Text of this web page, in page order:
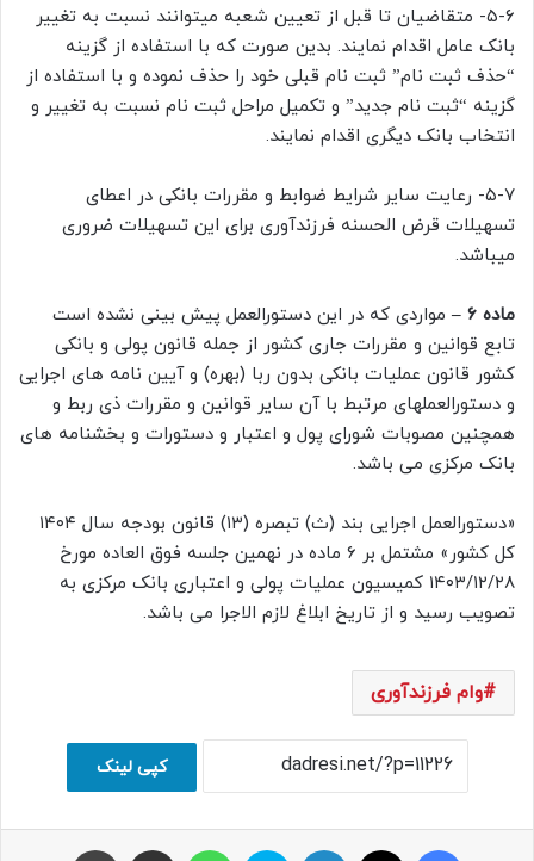
۵-۶- متقاضیان تا قبل از تعیین شعبه میتوانند نسبت به تغییر
بانک عامل اقدام نمایند. بدین صورت که با استفاده از گزینه
“حذف ثبت نام” ثبت نام قبلی خود را حذف نموده و با استفاده از
گزینه “ثبت نام جدید” و تکمیل مراحل ثبت نام نسبت به تغییر و
انتخاب بانک دیگری اقدام نمایند.
۵-۷- رعایت سایر شرایط ضوابط و مقررات بانکی در اعطای
تسهیلات قرض الحسنه فرزندآوری برای این تسهیلات ضروری
میباشد.
ماده ۶ –
مواردی که در این دستورالعمل پیش بینی نشده است
تابع قوانین و مقررات جاری کشور از جمله قانون پولی و بانکی
کشور قانون عملیات بانکی بدون ربا (بهره) و آیین نامه های اجرایی
و دستورالعملهای مرتبط با آن سایر قوانین و مقررات ذی ربط و
همچنین مصوبات شورای پول و اعتبار و دستورات و بخشنامه های
بانک مرکزی می باشد.
«دستورالعمل اجرایی بند (ث) تبصره (۱۳) قانون بودجه سال ۱۴۰۴
کل کشور» مشتمل بر ۶ ماده در نهمین جلسه فوق العاده مورخ
۱۴۰۳/۱۲/۲۸ کمیسیون عملیات پولی و اعتباری بانک مرکزی به
تصویب رسید و از تاریخ ابلاغ لازم الاجرا می باشد.
وام فرزندآوری
کپی لینک
فیسبوک ایکس لینکداین اسکایپ واتس آپ اشتراک با ایمیل